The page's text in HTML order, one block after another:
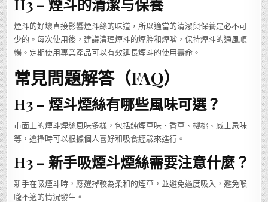
H3 – 煙斗的清潔与保養
煙斗的好壞直接影響煙斗絲的味道，所以適當的清潔與保養是必不可
少的。每次使用後，建議清理煙斗的煙腔和煙嘴，保持煙斗的通風順
暢。定期使用專業產品可以有效延長煙斗的使用壽命。
常見問題解答（FAQ）
H3 – 煙斗煙絲有哪些風味可選？
市面上的煙斗煙絲風味多樣，包括純煙草味、香草、櫻桃、威士忌味
等，選擇時可以根據個人喜好和吸食經驗來進行。
H3 – 新手吸煙斗煙絲需要注意什麼？
新手在吸煙斗時，應選擇較為柔和的煙草，並避免過度吸入，避免喉
嚨不適的情況發生。